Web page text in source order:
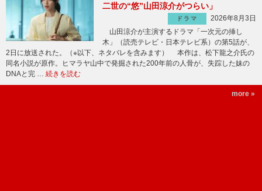
二世の“悠”山田涼介がつらい」
ドラマ
2026年8月3日
山田涼介が主演するドラマ「一次元の挿し
木」（読売テレビ・日本テレビ系）の第5話が、
2日に放送された。（※以下、ネタバレを含みます） 本作は、松下龍之介氏の
同名小説が原作。ヒマラヤ山中で発掘された200年前の人骨が、失踪した妹の
DNAと完 … 続きを読む
more »